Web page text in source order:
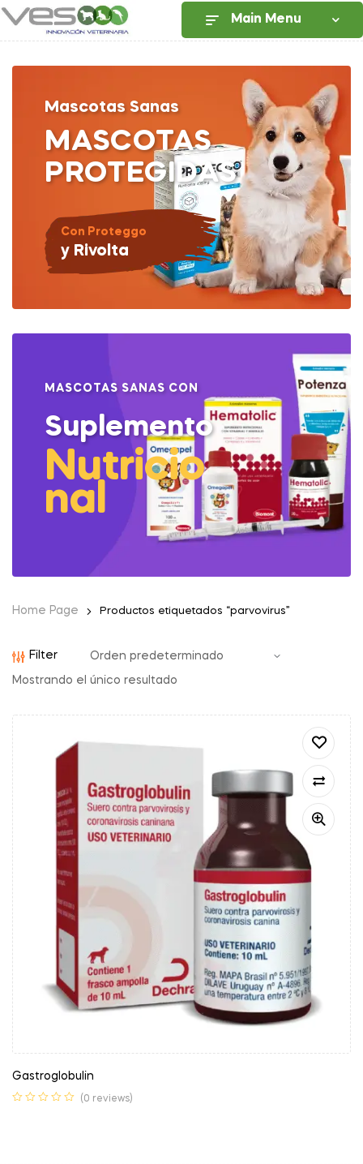
Main Menu
MASCOTAS
PROTEGIDAS
Mascotas Sanas
Con Proteggo
y Rivolta
MASCOTAS SANAS CON
Suplemento
Nutricio
nal
Home Page Productos etiquetados “parvovirus”
Filter
Mostrando el único resultado
Gastroglobulin
(0 reviews)